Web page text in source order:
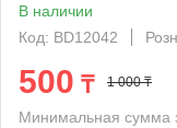
В наличии
Код: BD12042
500 ₸ 1 000 ₸
Минимальная сумма